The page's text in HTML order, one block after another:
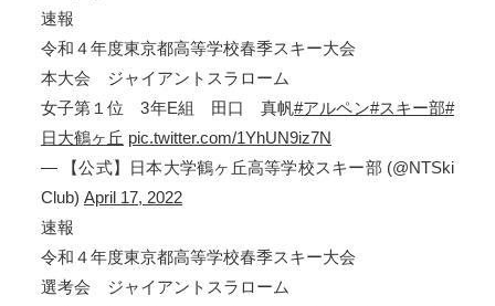
速報
令和４年度東京都高等学校春季スキー大会
本大会 ジャイアントスラローム
女子第１位 3年E組 田口 真帆#アルペン#スキー部#
日大鶴ヶ丘 pic.twitter.com/1YhUN9iz7N
— 【公式】日本大学鶴ヶ丘高等学校スキー部 (@NTSki
Club) April 17, 2022
速報
令和４年度東京都高等学校春季スキー大会
選考会 ジャイアントスラローム